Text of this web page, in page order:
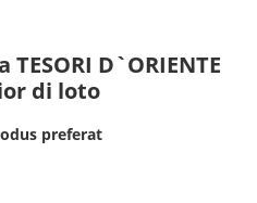
D`ORIENTE
di loto
preferat